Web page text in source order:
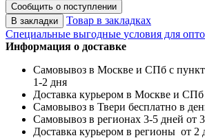
Сообщить о поступлении
В закладки
Товар в закладках
Специальные выгодные условия для
Информация о доставке
Самовывоз в Москве и СПб с
1-2 дня
Доставка курьером в Москве и СПб
Самовывоз в Твери бесплатно в
Самовывоз в регионах 3-5 дней от
Доставка курьером в регионы от 2